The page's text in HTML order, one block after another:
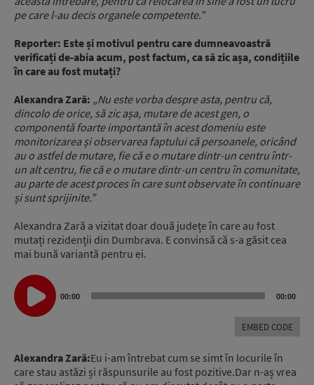
pe care l-au decis organele competente.”
Reporter: Este și motivul pentru care dumneavoastră
verificați de-abia acum, post factum, ca să zic așa, condițiile
în care au fost mutați?
Alexandra Zară: „Nu este vorba despre asta, pentru că,
dincolo de orice, să zic așa, mutare de acest gen, o
componentă foarte importantă în acest domeniu este
monitorizarea și observarea faptului că persoanele, oricând
au o astfel de mutare, fie că e o mutare dintr-un centru într-
un alt centru, fie că e o mutare dintr-un centru în comunitate,
au parte de acest proces în care sunt observate în continuare
și sunt sprijinite.”
Alexandra Zară a vizitat doar două județe în care au fost
mutați rezidenții din Dumbrava. E convinsă că s-a găsit cea
mai bună variantă pentru ei.
Audio
Player
00:00 00:00
EMBED CODE
Alexandra Zară:Eu i-am întrebat cum se simt în locurile în
care stau astăzi și răspunsurile au fost pozitive.Dar n-aș vrea